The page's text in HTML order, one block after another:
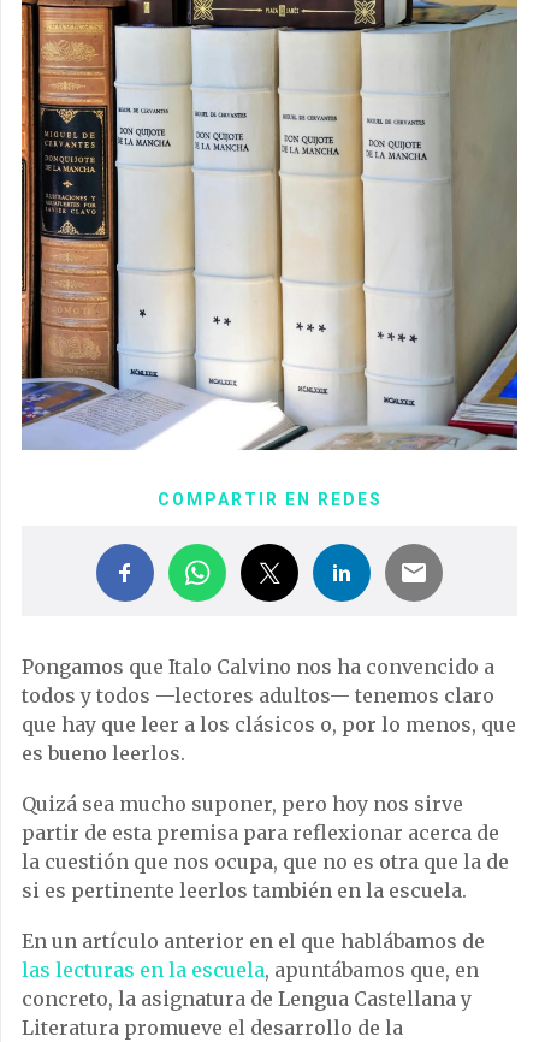
COMPARTIR EN REDES
Pongamos que Italo Calvino nos ha convencido a
todos y todos —lectores adultos— tenemos claro
que hay que leer a los clásicos o, por lo menos, que
es bueno leerlos.
Quizá sea mucho suponer, pero hoy nos sirve
partir de esta premisa para reflexionar acerca de
la cuestión que nos ocupa, que no es otra que la de
si es pertinente leerlos también en la escuela.
En un artículo anterior en el que hablábamos de
las lecturas en la escuela, apuntábamos que, en
concreto, la asignatura de Lengua Castellana y
Literatura promueve el desarrollo de la